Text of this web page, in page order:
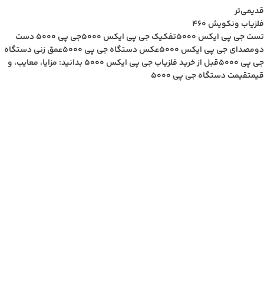
قدیمی‌تر
فلزیاب ونکویش 460
تست جی پی ایکس 5000
تفکیک جی پی ایکس 5000
جی پی ۵۰۰۰ دست
دومصدای جی پی ایکس 5000 عکس دستگاه جی پی 5000
عمق زنی دستگاه
جی پی 5۰۰0
قبل از خرید فلزیاب جی پی ایکس 5000 بدانید: مزایا، معایب، و
قیمتقیمت دستگاه جی پی 5000